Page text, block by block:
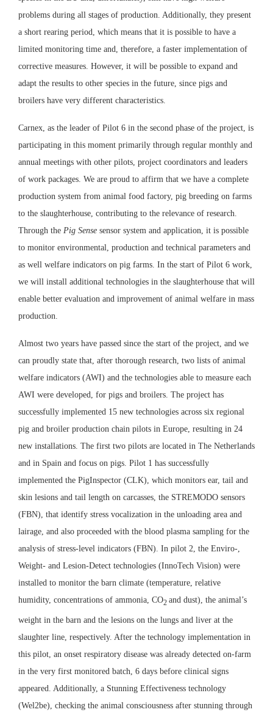
problems during all stages of production. Additionally, they present
a short rearing period, which means that it is possible to have a
limited monitoring time and, therefore, a faster implementation of
corrective measures. However, it will be possible to expand and
adapt the results to other species in the future, since pigs and
broilers have very different characteristics.
Carnex, as the leader of Pilot 6 in the second phase of the project, is
participating in this moment primarily through regular monthly and
annual meetings with other pilots, project coordinators and leaders
of work packages. We are proud to affirm that we have a complete
production system from animal food factory, pig breeding on farms
to the slaughterhouse, contributing to the relevance of research.
Through the Pig Sense sensor system and application, it is possible
to monitor environmental, production and technical parameters and
as well welfare indicators on pig farms. In the start of Pilot 6 work,
we will install additional technologies in the slaughterhouse that will
enable better evaluation and improvement of animal welfare in mass
production.
Almost two years have passed since the start of the project, and we
can proudly state that, after thorough research, two lists of animal
welfare indicators (AWI) and the technologies able to measure each
AWI were developed, for pigs and broilers. The project has
successfully implemented 15 new technologies across six regional
pig and broiler production chain pilots in Europe, resulting in 24
new installations. The first two pilots are located in The Netherlands
and in Spain and focus on pigs. Pilot 1 has successfully
implemented the PigInspector (CLK), which monitors ear, tail and
skin lesions and tail length on carcasses, the STREMODO sensors
(FBN), that identify stress vocalization in the unloading area and
lairage, and also proceeded with the blood plasma sampling for the
analysis of stress-level indicators (FBN). In pilot 2, the Enviro-,
Weight- and Lesion-Detect technologies (InnoTech Vision) were
installed to monitor the barn climate (temperature, relative
humidity, concentrations of ammonia, CO2 and dust), the animal’s
weight in the barn and the lesions on the lungs and liver at the
slaughter line, respectively. After the technology implementation in
this pilot, an onset respiratory disease was already detected on-farm
in the very first monitored batch, 6 days before clinical signs
appeared. Additionally, a Stunning Effectiveness technology
(Wel2be), checking the animal consciousness after stunning through